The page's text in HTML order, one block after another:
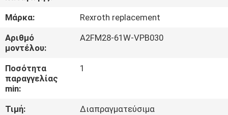
ΕΜΕΊΣ
ΓΎΡΟΣ
ΕΡΓΟΣΤΑΣΊΩΝ
ΠΟΙΟΤΙΚΌΣ
ΈΛΕΓΧΟΣ
Μάρκα:
Rexroth replacement
Αριθμό
μοντέλου:
A2FM28-61W-VPB030
Ποσότητα
παραγγελίας
min:
1
Τιμή:
Διαπραγματεύσιμα